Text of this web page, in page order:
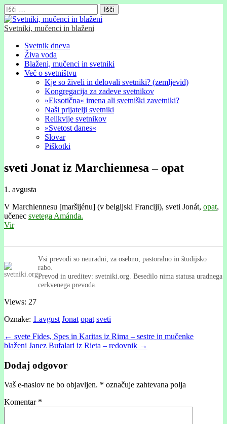
Išči:
Svetniki, mučenci in blaženi
Glavni
meni
Skip
content
Svetnik dneva
Živa voda
Blaženi, mučenci in svetniki
Več o svetništvu
Kje so živeli in delovali svetniki? (zemljevid)
Kongregacija za zadeve svetnikov
»Eksotična« imena ali svetniški zavetniki?
Naši prijatelji svetniki
Relikvije svetnikov
»Svetost danes«
Slovar
Piškotki
sveti Jonat iz Marchiennesa – opat
1. avgusta
V Marchiennesu [maršijénu] (v belgijski Franciji), sveti Jonát, opat,
učenec svetega Amánda.
Vir
Vsi prevodi so neuradni, za osebno, pastoralno in študijsko
rabo.
Prevod in ureditev: svetniki.org. Besedilo nima statusa uradnega
cerkvenega prevoda.
Views: 27
Oznake: 1.avgust Jonat opat sveti
Post
navigation
← svete Fides, Spes in Karitas iz Rima – sestre in mučenke
blaženi Janez Bufalari iz Rieta – redovnik →
Dodaj odgovor
Vaš e-naslov ne bo objavljen. * označuje zahtevana polja
Komentar *